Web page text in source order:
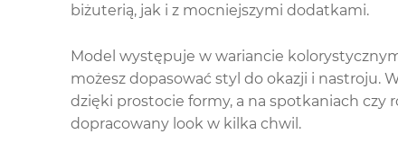
biżuterią, jak i z mocniejszymi dodatkami.
Model występuje w wariancie
możesz dopasować styl do okazji i nastroju.
dzięki prostocie formy, a na spotkaniach
dopracowany look w kilka chwil.